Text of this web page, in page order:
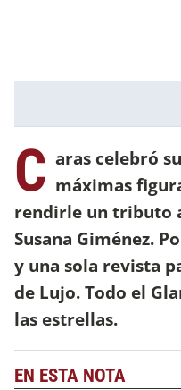
C aras celebró
máximas
rendirle un tributo
Susana Giménez.
y una sola revista
de Lujo. Todo el
las estrellas.
EN ESTA NOTA